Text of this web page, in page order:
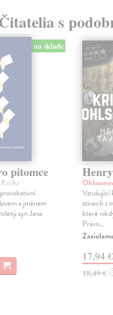
s
na sklade
pitomce
Kniha
a jménem
syn Jana
Vzrušující
stínech z
které
Právn...
17,94 €
18,49 €